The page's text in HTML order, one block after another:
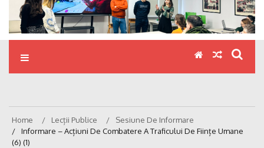
Home Lecții Publice
Sesiune De Informare
Informare – Acțiuni De Combatere A Traficului De Ființe Umane
(6) (1)